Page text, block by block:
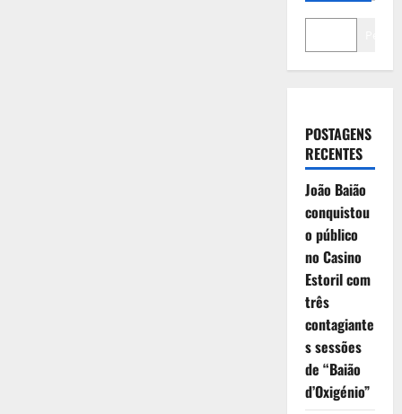
POSTAGENS
RECENTES
João Baião
conquistou
o público
no Casino
Estoril com
três
contagiante
s sessões
de “Baião
d’Oxigénio”